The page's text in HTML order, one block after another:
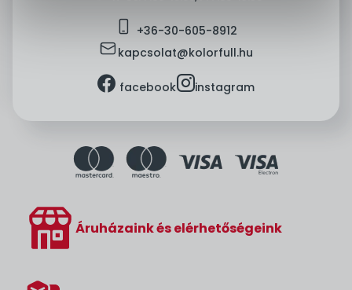
Áruházaink és elérhetőségeink
mobile +36-30-605-8912
mailkapcsolat@kolorfull.hu
facebook facebookinstagraminstagram